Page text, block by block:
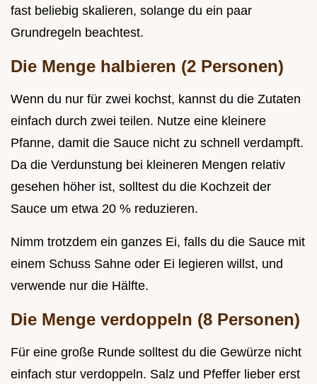
fast beliebig skalieren, solange du ein paar
Grundregeln beachtest.
Die Menge halbieren (2 Personen)
Wenn du nur für zwei kochst, kannst du die Zutaten
einfach durch zwei teilen. Nutze eine kleinere
Pfanne, damit die Sauce nicht zu schnell verdampft.
Da die Verdunstung bei kleineren Mengen relativ
gesehen höher ist, solltest du die Kochzeit der
Sauce um etwa 20 % reduzieren.
Nimm trotzdem ein ganzes Ei, falls du die Sauce mit
einem Schuss Sahne oder Ei legieren willst, und
verwende nur die Hälfte.
Die Menge verdoppeln (8 Personen)
Für eine große Runde solltest du die Gewürze nicht
einfach stur verdoppeln. Salz und Pfeffer lieber erst